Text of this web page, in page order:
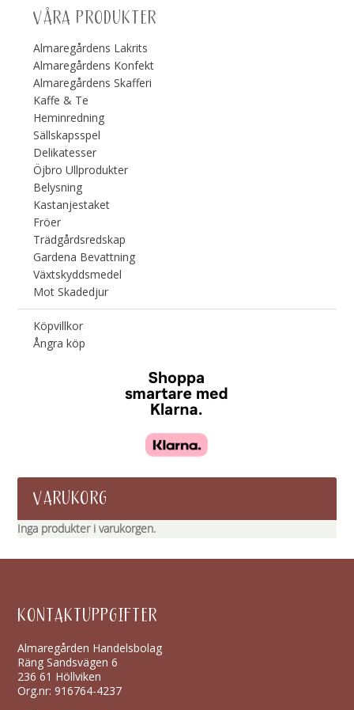
VÅRA PRODUKTER
Almaregårdens Lakrits
Almaregårdens Konfekt
Almaregårdens Skafferi
Kaffe & Te
Heminredning
Sällskapsspel
Delikatesser
Öjbro Ullprodukter
Belysning
Kastanjestaket
Fröer
Trädgårdsredskap
Gardena Bevattning
Växtskyddsmedel
Mot Skadedjur
Köpvillkor
Ångra köp
VARUKORG
Inga produkter i varukorgen.
KONTAKTUPPGIFTER
Almaregården Handelsbolag
Räng Sandsvägen 6
236 61 Höllviken
Org.nr: 916764-4237